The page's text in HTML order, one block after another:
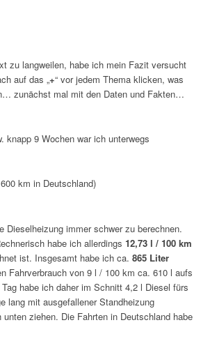
zu langweilen, habe ich mein Fazit versucht
auf das „+“ vor jedem Thema klicken, was
zunächst mal mit den Daten und Fakten…
knapp 9 Wochen war ich unterwegs
km in Deutschland)
Dieselheizung immer schwer zu berechnen.
habe ich allerdings 12,73 l / 100 km
ist. Insgesamt habe ich ca. 865 Liter
Fahrverbrauch von 9 l / 100 km ca. 610 l aufs
habe ich daher im Schnitt 4,2 l Diesel fürs
lang mit ausgefallener Standheizung
ziehen. Die Fahrten in Deutschland habe